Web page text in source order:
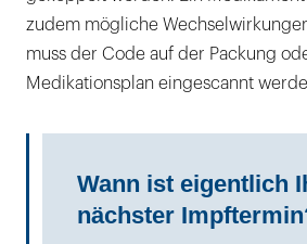
zudem mögliche
muss der Code auf der Packung
Medikationsplan eingescannt
Wann ist eigentlich
nächster